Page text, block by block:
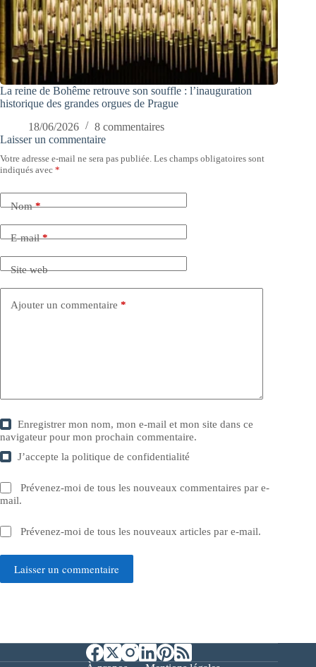
La reine de Bohême retrouve son souffle : l’inauguration
historique des grandes orgues de Prague
18/06/2026
8 commentaires
Laisser un commentaire
Votre adresse e-mail ne sera pas publiée. Les champs obligatoires sont
indiqués avec *
Nom*
E-mail*
Site web
Ajouter un commentaire *
Enregistrer mon nom, mon e-mail et mon site dans ce
navigateur pour mon prochain commentaire.
J’accepte lapolitique de confidentialité
Prévenez-moi de tous les nouveaux commentaires par e-
mail.
Prévenez-moi de tous les nouveaux articles par e-mail.
Laisser un commentaire